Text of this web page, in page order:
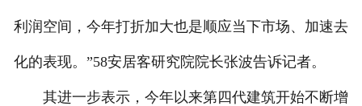
利润空间，今年打折加大也是顺应当下市场、加速去
化的表现。”58安居客研究院院长张波告诉记者。
其进一步表示，今年以来第四代建筑开始不断增